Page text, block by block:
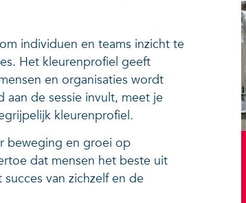
individuen en teams inzicht te
Het kleurenprofiel geeft
en organisaties wordt
de sessie invult, meet je
kleurenprofiel.
beweging en groei op
dat mensen het beste uit
van zichzelf en de